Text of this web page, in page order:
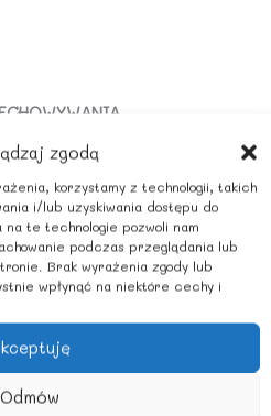
zgodą
korzystamy z technologii, takich
i/lub uzyskiwania dostępu do
te technologie pozwoli nam
podczas przeglądania lub
Brak wyrażenia zgody lub
wpłynąć na niektóre cechy i
Odmów
otwarciu i spożyć w ciągu